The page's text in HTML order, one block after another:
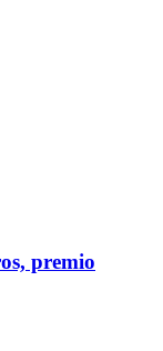
premio